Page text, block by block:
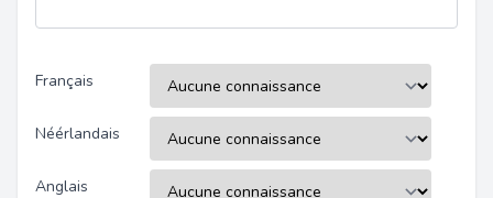
Français
Néérlandais
Anglais